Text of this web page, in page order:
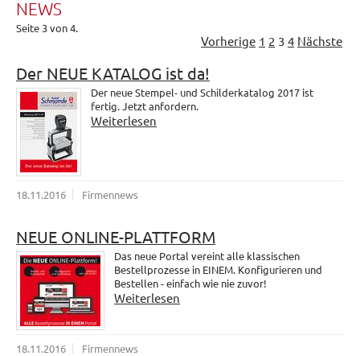
NEWS
Seite 3 von 4.
Vorherige 1 2 3 4 Nächste
Der NEUE KATALOG ist da!
Der neue Stempel- und Schilderkatalog 2017 ist
fertig. Jetzt anfordern.
Weiterlesen
18.11.2016 Firmennews
NEUE ONLINE-PLATTFORM
Das neue Portal vereint alle klassischen
Bestellprozesse in EINEM. Konfigurieren und
Bestellen - einfach wie nie zuvor!
Weiterlesen
18.11.2016 Firmennews